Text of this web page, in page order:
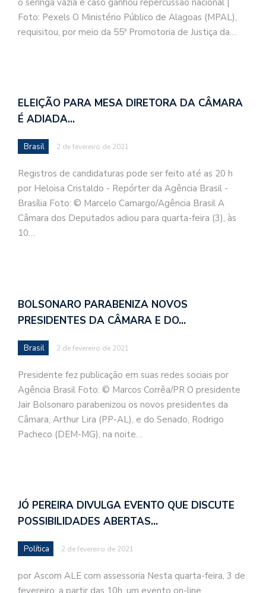
Foto: Pexels O Ministério Público de Alagoas (MPAL),
requisitou, por meio da 55ª Promotoria de Justiça da…
ELEIÇÃO PARA MESA DIRETORA DA CÂMARA
É ADIADA…
Brasil 2 de fevereiro de 2021
Registros de candidaturas pode ser feito até as 20 h
por Heloisa Cristaldo - Repórter da Agência Brasil -
Brasília Foto: © Marcelo Camargo/Agência Brasil A
Câmara dos Deputados adiou para quarta-feira (3), às
10…
BOLSONARO PARABENIZA NOVOS
PRESIDENTES DA CÂMARA E DO…
Brasil 2 de fevereiro de 2021
Presidente fez publicação em suas redes sociais por
Agência Brasil Foto: © Marcos Corrêa/PR O presidente
Jair Bolsonaro parabenizou os novos presidentes da
Câmara, Arthur Lira (PP-AL), e do Senado, Rodrigo
Pacheco (DEM-MG), na noite…
JÓ PEREIRA DIVULGA EVENTO QUE DISCUTE
POSSIBILIDADES ABERTAS…
Política 2 de fevereiro de 2021
por Ascom ALE com assessoria Nesta quarta-feira, 3 de
fevereiro, a partir das 10h, um evento on-line